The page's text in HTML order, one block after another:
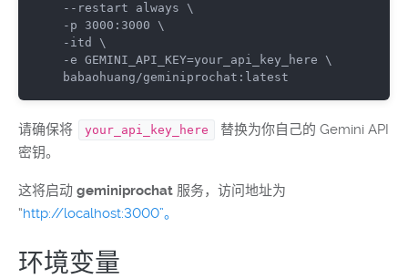
--restart always \
-p 3000:3000 \
-itd \
-e GEMINI_API_KEY=your_api_key_here \
babaohuang/geminiprochat:latest
请确保将 your_api_key_here
替换为你自己的 Gemini API
密钥。
这将启动 geminiprochat 服务，访问地址为
“http://localhost:3000”。
环境变量